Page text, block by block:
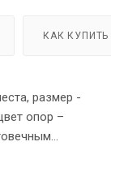
КАК КУПИТЬ
размер -
опор –
металлической